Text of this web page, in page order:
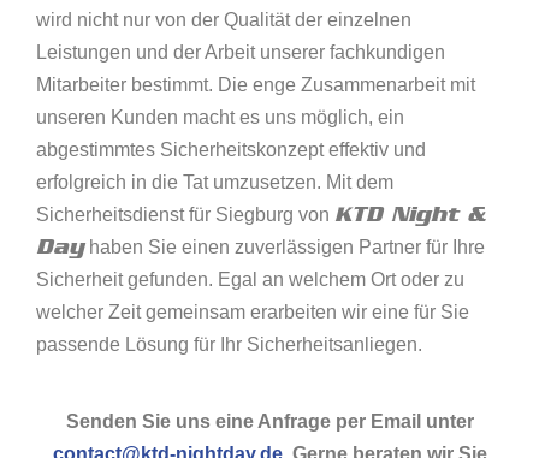
wird nicht nur von der Qualität der einzelnen
Leistungen und der Arbeit unserer fachkundigen
Mitarbeiter bestimmt. Die enge Zusammenarbeit mit
unseren Kunden macht es uns möglich, ein
abgestimmtes Sicherheitskonzept effektiv und
erfolgreich in die Tat umzusetzen. Mit dem
Sicherheitsdienst für Siegburg von KTD Night &
Dayhaben Sie einen zuverlässigen Partner für Ihre
Sicherheit gefunden. Egal an welchem Ort oder zu
welcher Zeit gemeinsam erarbeiten wir eine für Sie
passende Lösung für Ihr Sicherheitsanliegen.
Senden Sie uns eine Anfrage per Email unter
contact@ktd-nightday.de. Gerne beraten wir Sie